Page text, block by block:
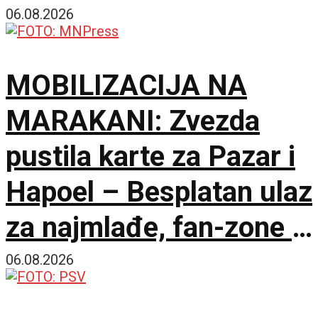
06.08.2026
MOBILIZACIJA NA
MARAKANI: Zvezda
pustila karte za Pazar i
Hapoel – Besplatan ulaz
za najmlađe, fan-zone i
besplatna karta za
06.08.2026